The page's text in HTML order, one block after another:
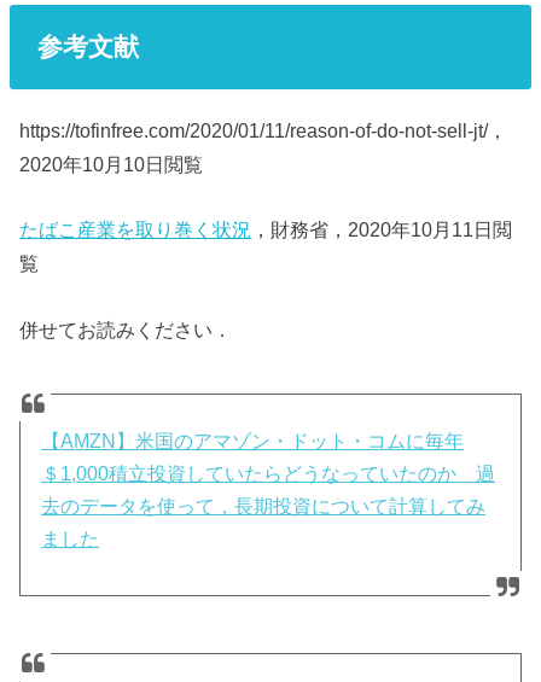
参考文献
https://tofinfree.com/2020/01/11/reason-of-do-not-sell-jt/，
2020年10月10日閲覧
たばこ産業を取り巻く状況 ，財務省，2020年10月11日閲
覧
併せてお読みください．
【AMZN】米国のアマゾン・ドット・コムに毎年
＄1,000積立投資していたらどうなっていたのか 過
去のデータを使って，長期投資について計算してみ
ました